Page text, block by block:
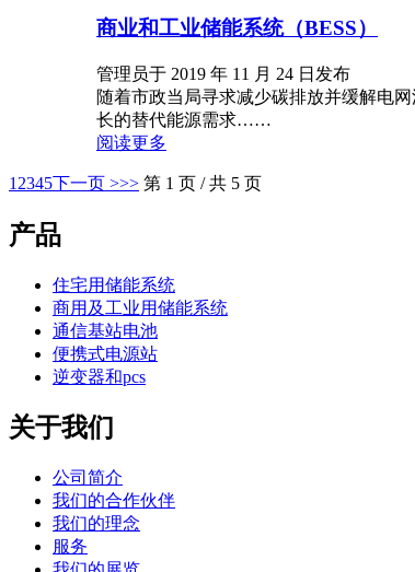
商业和工业储能系统（BESS）
管理员于 2019 年 11 月 24 日发布
随着市政当局寻求减少碳排放并缓解电
长的替代能源需求……
阅读更多
1 2345下一页 >>> 第 1 页 / 共 5 页
产品
住宅用储能系统
商用及工业用储能系统
通信基站电池
便携式电源站
逆变器和pcs
关于我们
公司简介
我们的合作伙伴
我们的理念
服务